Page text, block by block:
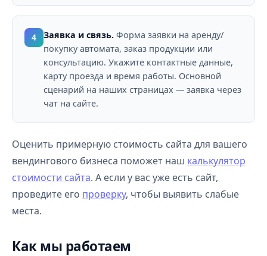
4 Заявка и связь. Форма заявки на аренду/
покупку автомата, заказ продукции или
консультацию. Укажите контактные данные,
карту проезда и время работы. Основной
сценарий на наших страницах — заявка через
чат на сайте.
Оценить примерную стоимость сайта для вашего
вендингового бизнеса поможет наш калькулятор
стоимости сайта. А если у вас уже есть сайт,
проведите его проверку, чтобы выявить слабые
места.
Как мы работаем